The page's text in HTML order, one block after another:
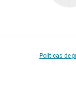
Políticas de